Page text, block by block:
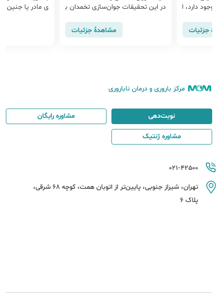
تخمدان ب
آزاد کردن مج
جزئیات
ی مادر یا جنین به وجود بی آید، افزای
سگی زودرس ...
مشاهدهٔ جزئیات
خونریزی
مرکز باروری و درمان ناباروری
021-42500
تهران، شیراز جنوبی، پایین‌تر از اتوبان همت، کوچه 68 شرقی،
پلاک 6
نوبت‌دهی مشاوره رایگان
مشاوره ژنتیک